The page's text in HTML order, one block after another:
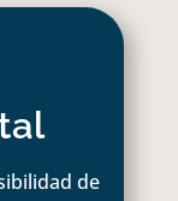
de